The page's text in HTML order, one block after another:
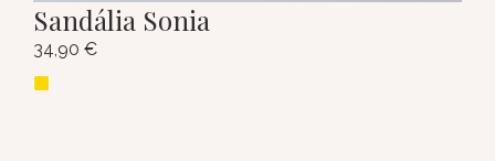
Sandália Sonia
34,90 €